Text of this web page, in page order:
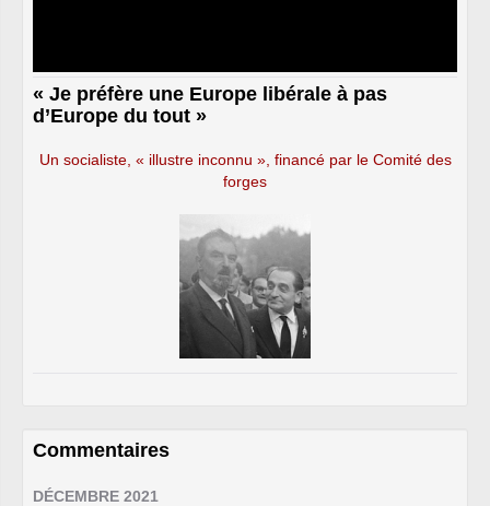
« Je préfère une Europe libérale à pas
d’Europe du tout »
Un socialiste, « illustre inconnu », financé par le Comité des
forges
Commentaires
DÉCEMBRE 2021